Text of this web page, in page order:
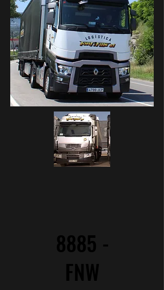
4799 -
JCP
8885 -
FNW